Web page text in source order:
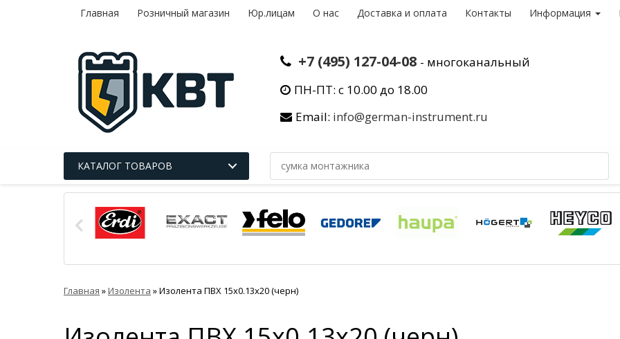
Главная Розничный магазин Юр.лицам О нас Доставка и оплата Контакты Информация
+7 (495) 127-04-08 - многоканальный
ПН-ПТ: с 10.00 до 18.00
Email: info@german-instrument.ru
КАТАЛОГ ТОВАРОВ
Главная »Изолента »Изолента ПВХ 15x0.13х20 (черн)